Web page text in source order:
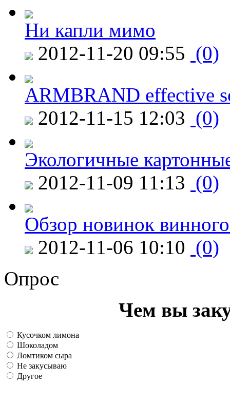
Ни капли мимо
2012-11-20 09:55 (0)
ARMBRAND effective
2012-11-15 12:03 (0)
Экологичные
2012-11-09 11:13 (0)
Обзор новинок
2012-11-06 10:10 (0)
Опрос
Чем вы
Кусочком лимона
Шоколадом
Ломтиком сыра
Не закусываю
Другое